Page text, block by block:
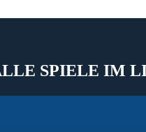
SPIELE IM